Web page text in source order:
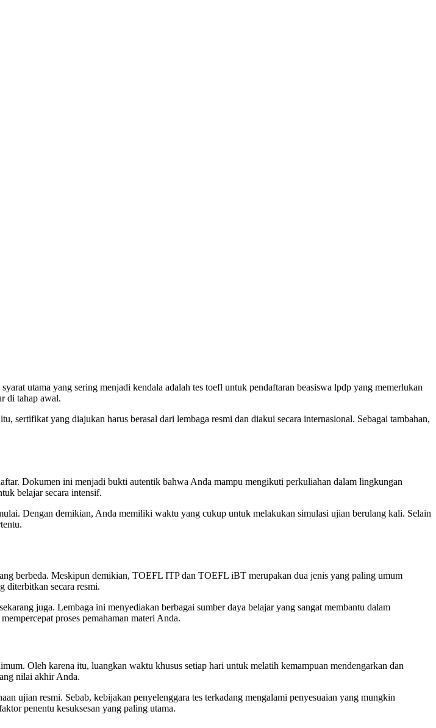
utama yang sering menjadi kendala adalah tes toefl untuk pendaftaran beasiswa lpdp yang memerlukan
di tahap awal.
sertifikat yang diajukan harus berasal dari lembaga resmi dan diakui secara internasional. Sebagai tambahan,
Dokumen ini menjadi bukti autentik bahwa Anda mampu mengikuti perkuliahan dalam lingkungan
belajar secara intensif.
Dengan demikian, Anda memiliki waktu yang cukup untuk melakukan simulasi ujian berulang kali. Selain
berbeda. Meskipun demikian, TOEFL ITP dan TOEFL iBT merupakan dua jenis yang paling umum
diterbitkan secara resmi.
sekarang juga. Lembaga ini menyediakan berbagai sumber daya belajar yang sangat membantu dalam
proses pemahaman materi Anda.
Oleh karena itu, luangkan waktu khusus setiap hari untuk melatih kemampuan mendengarkan dan
nilai akhir Anda.
ujian resmi. Sebab, kebijakan penyelenggara tes terkadang mengalami penyesuaian yang mungkin
penentu kesuksesan yang paling utama.